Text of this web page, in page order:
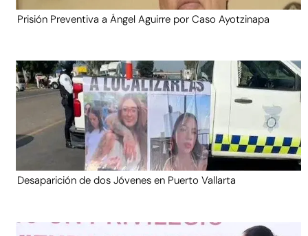
Prisión Preventiva a Ángel Aguirre por Caso Ayotzinapa
Desaparición de dos Jóvenes en Puerto Vallarta